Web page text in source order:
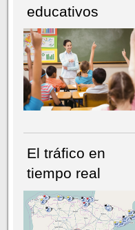
educativos
El tráfico en
tiempo real